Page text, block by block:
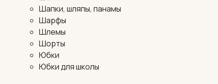
Шапки, шляпы, панамы
Шарфы
Шлемы
Шорты
Юбки
Юбки для школы